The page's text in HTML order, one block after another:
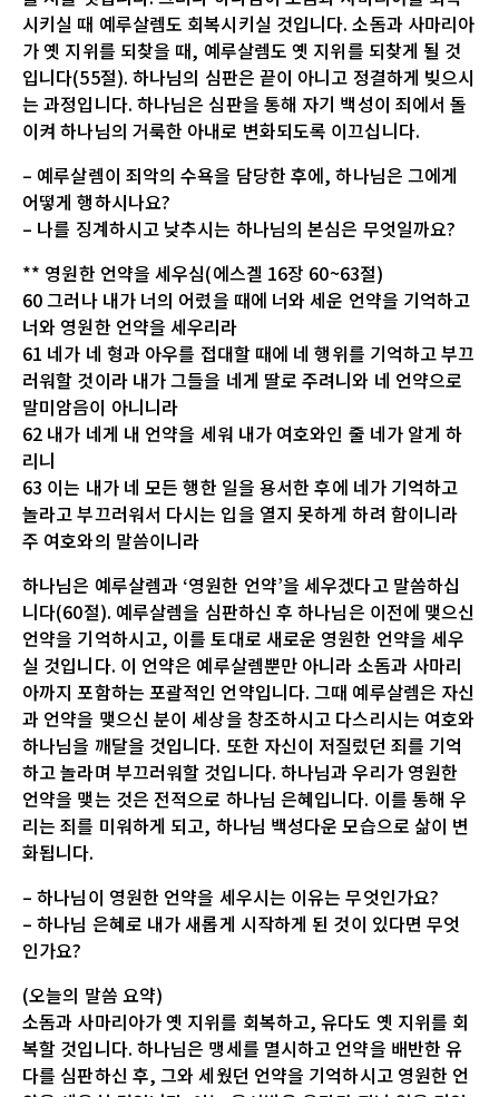
시키실 때 예루살렘도 회복시키실 것입니다. 소돔과 사마리아
가 옛 지위를 되찾을 때, 예루살렘도 옛 지위를 되찾게 될 것
입니다(55절). 하나님의 심판은 끝이 아니고 정결하게 빚으시
는 과정입니다. 하나님은 심판을 통해 자기 백성이 죄에서 돌
이켜 하나님의 거룩한 아내로 변화되도록 이끄십니다.
– 예루살렘이 죄악의 수욕을 담당한 후에, 하나님은 그에게
어떻게 행하시나요?
– 나를 징계하시고 낮추시는 하나님의 본심은 무엇일까요?
** 영원한 언약을 세우심(에스겔 16장 60~63절)
60 그러나 내가 너의 어렸을 때에 너와 세운 언약을 기억하고
너와 영원한 언약을 세우리라
61 네가 네 형과 아우를 접대할 때에 네 행위를 기억하고 부끄
러워할 것이라 내가 그들을 네게 딸로 주려니와 네 언약으로
말미암음이 아니니라
62 내가 네게 내 언약을 세워 내가 여호와인 줄 네가 알게 하
리니
63 이는 내가 네 모든 행한 일을 용서한 후에 네가 기억하고
놀라고 부끄러워서 다시는 입을 열지 못하게 하려 함이니라
주 여호와의 말씀이니라
하나님은 예루살렘과 ‘영원한 언약’을 세우겠다고 말씀하십
니다(60절). 예루살렘을 심판하신 후 하나님은 이전에 맺으신
언약을 기억하시고, 이를 토대로 새로운 영원한 언약을 세우
실 것입니다. 이 언약은 예루살렘뿐만 아니라 소돔과 사마리
아까지 포함하는 포괄적인 언약입니다. 그때 예루살렘은 자신
과 언약을 맺으신 분이 세상을 창조하시고 다스리시는 여호와
하나님을 깨달을 것입니다. 또한 자신이 저질렀던 죄를 기억
하고 놀라며 부끄러워할 것입니다. 하나님과 우리가 영원한
언약을 맺는 것은 전적으로 하나님 은혜입니다. 이를 통해 우
리는 죄를 미워하게 되고, 하나님 백성다운 모습으로 삶이 변
화됩니다.
– 하나님이 영원한 언약을 세우시는 이유는 무엇인가요?
– 하나님 은혜로 내가 새롭게 시작하게 된 것이 있다면 무엇
인가요?
(오늘의 말씀 요약)
소돔과 사마리아가 옛 지위를 회복하고, 유다도 옛 지위를 회
복할 것입니다. 하나님은 맹세를 멸시하고 언약을 배반한 유
다를 심판하신 후, 그와 세웠던 언약을 기억하시고 영원한 언